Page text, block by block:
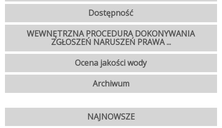
Dostępność
WEWNĘTRZNA PROCEDURA DOKONYWANIA
ZGŁOSZEŃ NARUSZEŃ PRAWA ...
Ocena jakości wody
Archiwum
NAJNOWSZE